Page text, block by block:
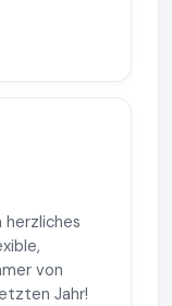
herzliches
von
Jahr!